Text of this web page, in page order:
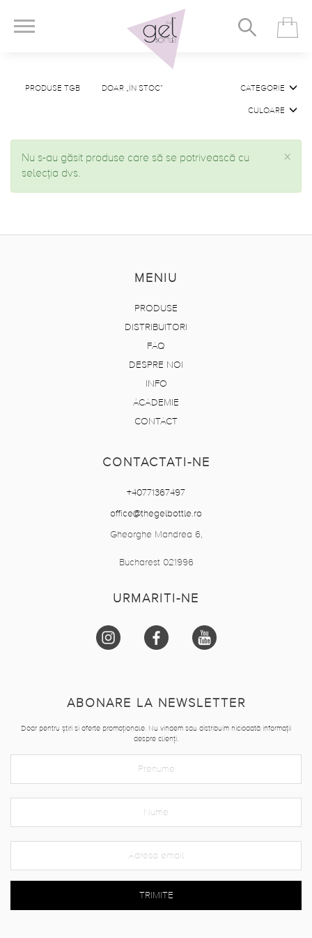
PRODUSE TGB DOAR „ÎN STOC” CATEGORIE
CULOARE
×
Nu s-au găsit produse care să se potrivească cu
selecția dvs.
MENIU
PRODUSE
DISTRIBUITORI
FAQ
DESPRE NOI
INFO
ACADEMIE
CONTACT
CONTACTATI-NE
+40771367497
office@thegelbottle.ro
Gheorghe Mandrea 6,
Bucharest 021996
URMARITI-NE
ABONARE LA NEWSLETTER
Doar pentru știri si oferte promoționale. Nu vindem sau distribuim niciodată informații
despre clienți.
TRIMITE